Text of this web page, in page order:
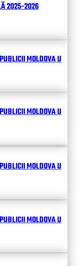
2025-2026
MOLDOVA U
MOLDOVA U
MOLDOVA U
MOLDOVA U